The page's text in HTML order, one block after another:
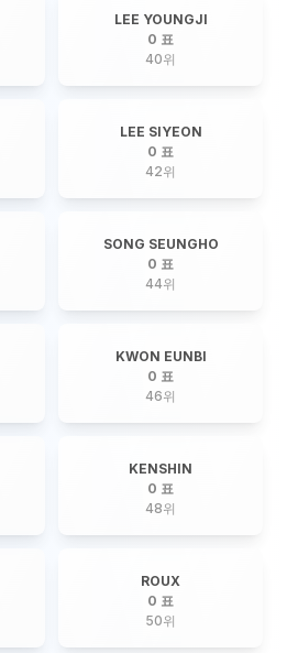
LEE YOUNGJI
0 표
40위
LEE SIYEON
0 표
42위
SONG SEUNGHO
0 표
44위
KWON EUNBI
0 표
46위
KENSHIN
0 표
48위
ROUX
0 표
50위